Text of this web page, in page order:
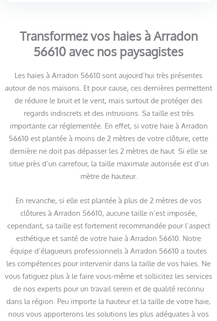
Transformez vos haies à Arradon
56610 avec nos paysagistes
Les haies à Arradon 56610 sont aujourd’hui très présentes
autour de nos maisons. Et pour cause, ces dernières permettent
de réduire le bruit et le vent, mais surtout de protéger des
regards indiscrets et des intrusions. Sa taille est très
importante car réglementée. En effet, si votre haie à Arradon
56610 est plantée à moins de 2 mètres de votre clôture, cette
dernière ne doit pas dépasser les 2 mètres de haut. Si elle se
situe près d’un carrefour, la taille maximale autorisée est d’un
mètre de hauteur.
En revanche, si elle est plantée à plus de 2 mètres de vos
clôtures à Arradon 56610, aucune taille n’est imposée,
cependant, sa taille est fortement recommandée pour l’aspect
esthétique et santé de votre haie à Arradon 56610. Notre
équipe d’élagueurs professionnels à Arradon 56610 a toutes
les compétences pour intervenir dans la taille de vos haies. Ne
vous fatiguez plus à le faire vous-même et sollicitez les services
de nos experts pour un travail serein et de qualité reconnu
dans la région. Peu importe la hauteur et la taille de votre haie,
nous vous apporterons les solutions les plus adéquates à vos